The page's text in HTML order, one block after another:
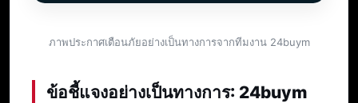
ภาพประกาศเตือนภัยอย่างเป็นทางการจากทีมงาน 24buym
ข้อชี้แจงอย่างเป็นทางการ: 24buym